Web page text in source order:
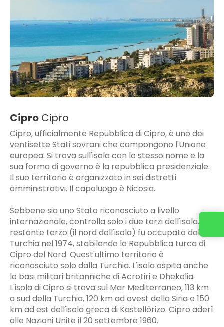
Cipro Cipro
Cipro, ufficialmente Repubblica di Cipro, è uno dei
ventisette Stati sovrani che compongono l'Unione
europea. Si trova sull'isola con lo stesso nome e la
sua forma di governo è la repubblica presidenziale.
Il suo territorio è organizzato in sei distretti
amministrativi. Il capoluogo è Nicosia.
Sebbene sia uno Stato riconosciuto a livello
internazionale, controlla solo i due terzi dell'isola. Il
restante terzo (il nord dell'isola) fu occupato dalla
Turchia nel 1974, stabilendo la Repubblica turca di
Cipro del Nord. Quest'ultimo territorio è
riconosciuto solo dalla Turchia. L'isola ospita anche
le basi militari britanniche di Acrotiri e Dhekelia.
L'isola di Cipro si trova sul Mar Mediterraneo, 113 km
a sud della Turchia, 120 km ad ovest della Siria e 150
km ad est dell'isola greca di Kastellórizo. Cipro aderì
alle Nazioni Unite il 20 settembre 1960.
Contattaci